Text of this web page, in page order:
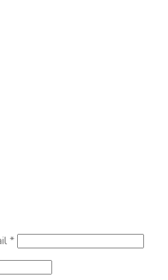
*Richiesto